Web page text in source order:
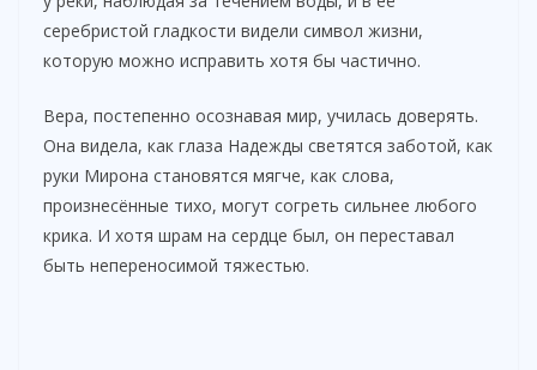
серебристой гладкости видели символ жизни,
которую можно исправить хотя бы частично.
Вера, постепенно осознавая мир, училась доверять.
Она видела, как глаза Надежды светятся заботой, как
руки Мирона становятся мягче, как слова,
произнесённые тихо, могут согреть сильнее любого
крика. И хотя шрам на сердце был, он переставал
быть непереносимой тяжестью.